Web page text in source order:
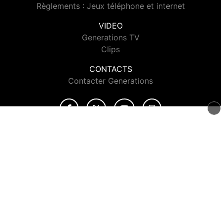
Règlements : Jeux téléphone et internet
VIDEO
Generations TV
Clips
CONTACTS
Contacter Generations